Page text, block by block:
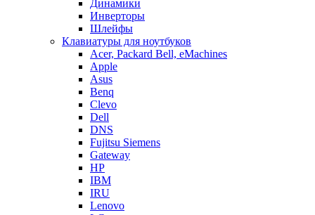
Динамики
Инверторы
Шлейфы
Клавиатуры для ноутбуков
Acer, Packard Bell, eMachines
Apple
Asus
Benq
Clevo
Dell
DNS
Fujitsu Siemens
Gateway
HP
IBM
IRU
Lenovo